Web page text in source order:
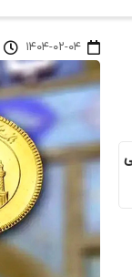
۱۴۰۴-۰۲-۰۴